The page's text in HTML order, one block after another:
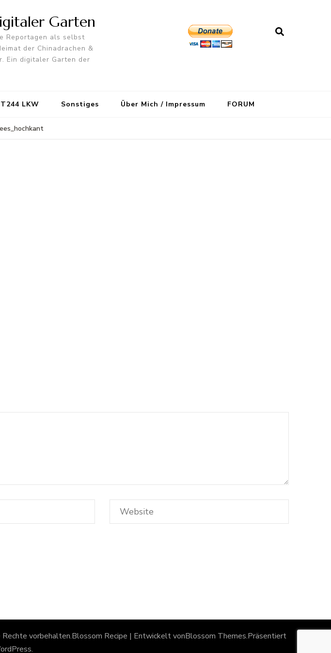
Garten
Reportagen als selbst
der Chinadrachen &
Ein digitaler Garten der
LKW Sonstiges Über Mich / Impressum FORUM
vorbehalten.Blossom Recipe | Entwickelt vonBlossom Themes.Präsentiert
.